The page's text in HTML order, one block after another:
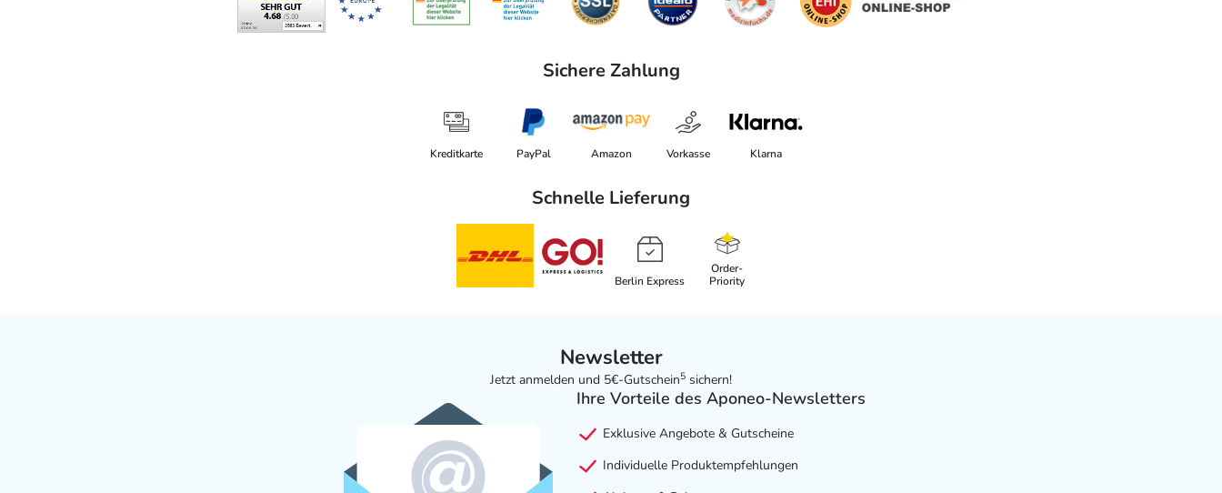
Sichere Zahlung
Kreditkarte PayPal Amazon Vorkasse Klarna
Schnelle Lieferung
Berlin Express
Order-
Priority
Newsletter
Jetzt anmelden und 5€-Gutschein5 sichern!
Ihre Vorteile des Aponeo-Newsletters
Exklusive Angebote & Gutscheine
Individuelle Produktempfehlungen